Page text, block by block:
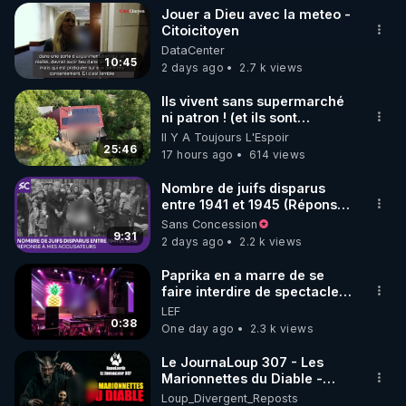
▶ 30 jours gratuit sur l’application de méditation et
de bien-être ENVOL :
Rendez-vous sur https://www.envol.app/code
le code : REGENERE
où je résidais alors, je
diffusais un tract que j’avais
moi-même rédigé, intitulé:
"La vérité, enfin." L’adresse
postale de mon association y
public puisse se renseigner
davantage. Résultat: une
demande et deux lettres
d’injures pour plusieurs
En 1990, la loi Gayssot fut
promulguée. Le professeur
Faurisson me dit: "Le texte
sanctionne la contestation
de crimes contre l’humanité
‘qui ont été commis’. C’est
une aubaine pour nous, car
pour nous condamner, les
juges devront prouver que
les crimes contestés ont
conséquence, le débat
historique qu’on nous refuse
dans les médias se
10:45
Jouer a Dieu avec la meteo -
Citoicitoyen
DataCenter
2 days ago
2.7 k views
25:46
Ils vivent sans supermarché
ni patron ! (et ils sont
heureux)
Il Y A Toujours L'Espoir
17 hours ago
614 views
9:31
Nombre de juifs disparus
entre 1941 et 1945 (Réponse
à mes accusateurs)
Sans Concession
2 days ago
2.2 k views
0:38
Paprika en a marre de se
faire interdire de spectacle.
Elle décide donc de devenir
DJ !
LEF
One day ago
2.3 k views
Le JournaLoup 307 - Les
Marionnettes du Diable -
Loup Divergent 2026.08.07
Loup_Divergent_Reposts